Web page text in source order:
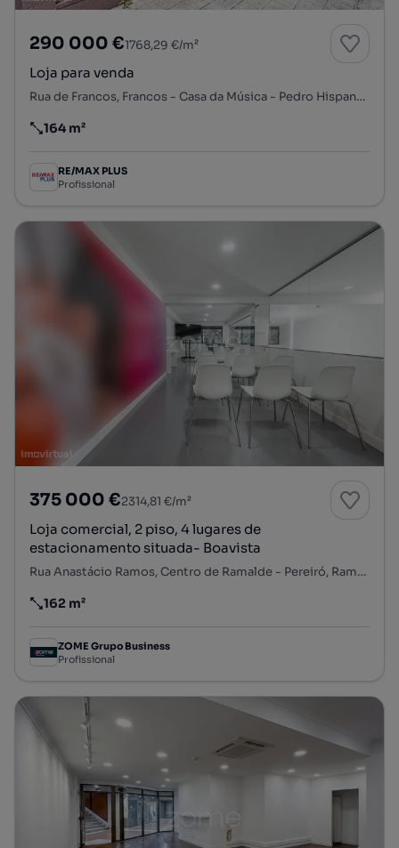
290 000 €1768,29 €/m²
Loja para venda
Rua de Francos, Francos - Casa da Música - Pedro Hispano, Ramalde, Porto, Porto
Preço por metro quadrado
164 m²
RE/MAX PLUS
Profissional
375 000 €2314,81 €/m²
Loja comercial, 2 piso, 4 lugares de
estacionamento situada- Boavista
Rua Anastácio Ramos, Centro de Ramalde - Pereiró, Ramalde, Porto, Porto
Preço por metro quadrado
162 m²
ZOME Grupo Business
Profissional